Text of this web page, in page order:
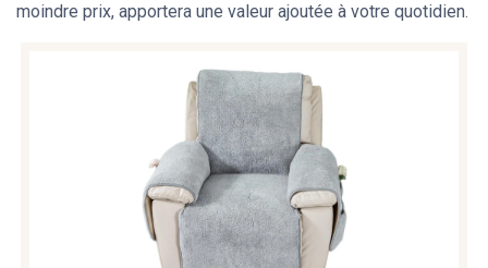
moindre prix, apportera une valeur ajoutée à votre quotidien.